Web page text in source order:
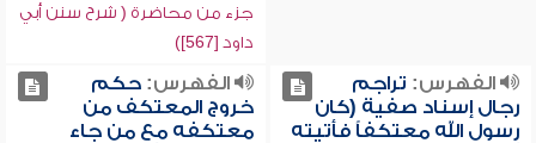
جزء من محاضرة ( شرح سنن أبي
داود [567])
الفهرس: تراجم
رجال إسناد صفية (كان
رسول الله معتكفاً فأتيته
الفهرس:حكم
خروج المعتكف من
معتكفه مع من جاء